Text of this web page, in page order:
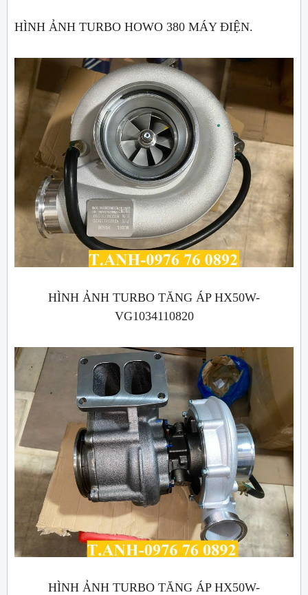
HÌNH ẢNH TURBO HOWO 380 MÁY ĐIỆN.
HÌNH ẢNH TURBO TĂNG ÁP HX50W-
VG1034110820
HÌNH ẢNH TURBO TĂNG ÁP HX50W-